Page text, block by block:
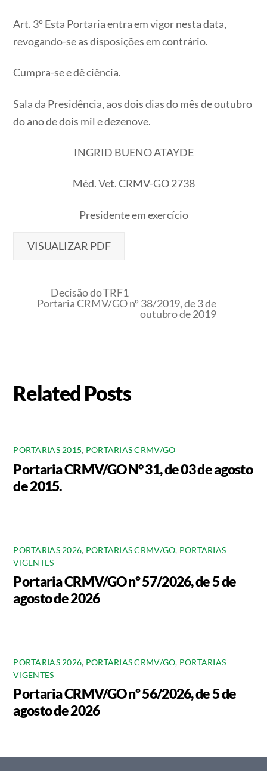
Art. 3º Esta Portaria entra em vigor nesta data,
revogando-se as disposições em contrário.
Cumpra-se e dê ciência.
Sala da Presidência, aos dois dias do mês de outubro
do ano de dois mil e dezenove.
INGRID BUENO ATAYDE
Méd. Vet. CRMV-GO 2738
Presidente em exercício
VISUALIZAR PDF
Decisão do TRF1
Portaria CRMV/GO nº 38/2019, de 3 de
outubro de 2019
Related Posts
PORTARIAS 2015, PORTARIAS CRMV/GO
Portaria CRMV/GO N° 31, de 03 de agosto
de 2015.
PORTARIAS 2026, PORTARIAS CRMV/GO, PORTARIAS
VIGENTES
Portaria CRMV/GO nº 57/2026, de 5 de
agosto de 2026
PORTARIAS 2026, PORTARIAS CRMV/GO, PORTARIAS
VIGENTES
Portaria CRMV/GO nº 56/2026, de 5 de
agosto de 2026